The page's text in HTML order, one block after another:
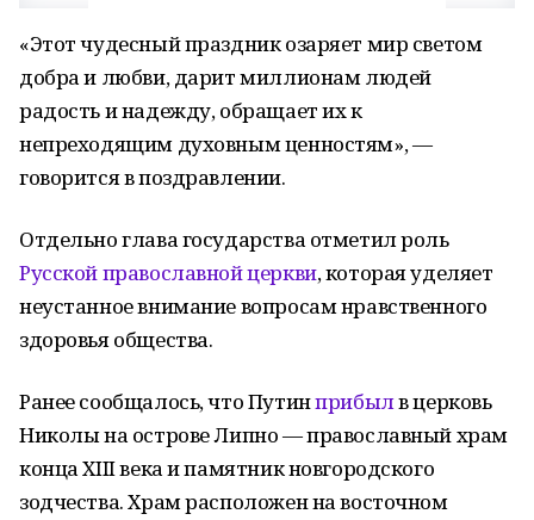
«Этот чудесный праздник озаряет мир светом
добра и любви, дарит миллионам людей
радость и надежду, обращает их к
непреходящим духовным ценностям», —
говорится в поздравлении.
Отдельно глава государства отметил роль
Русской православной церкви, которая уделяет
неустанное внимание вопросам нравственного
здоровья общества.
Ранее сообщалось, что Путинприбылв церковь
Николы на острове Липно — православный храм
конца XIII века и памятник новгородского
зодчества. Храм расположен на восточном